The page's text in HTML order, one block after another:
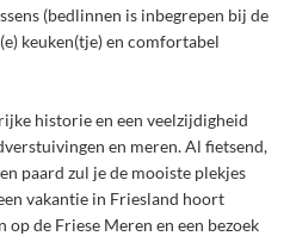
(bedlinnen is inbegrepen bij de
keuken(tje) en comfortabel
historie en een veelzijdigheid
en meren. Al fietsend,
paard zul je de mooiste plekjes
vakantie in Friesland hoort
de Friese Meren en een bezoek